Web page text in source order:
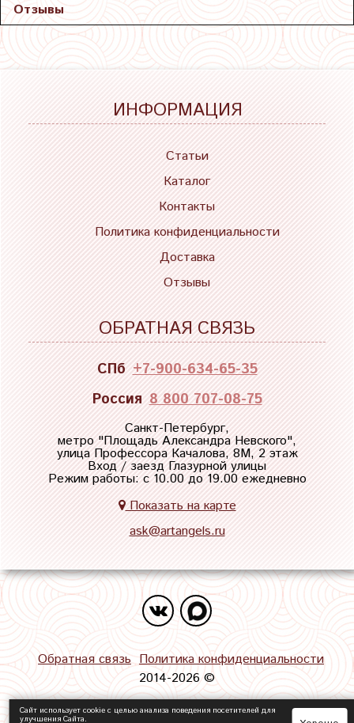
Отзывы
ИНФОРМАЦИЯ
Статьи
Каталог
Контакты
Политика конфиденциальности
Доставка
Отзывы
ОБРАТНАЯ СВЯЗЬ
СПб +7-900-634-65-35
Россия 8 800 707-08-75
Санкт-Петербург,
метро "Площадь Александра Невского",
улица Профессора Качалова, 8М, 2 этаж
Вход / заезд Глазурной улицы
Режим работы: с 10.00 до 19.00 ежедневно
Показать на карте
ask@artangels.ru
Обратная связь Политика конфиденциальности
2014-2026 ©
Сайт использует cookie с целью анализа поведения посетителей для
улучшения Сайта.